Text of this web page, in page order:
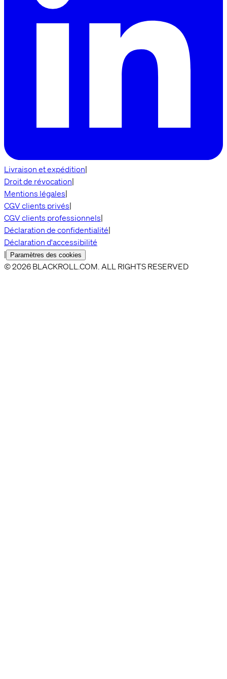
Livraison et expédition|
Droit de révocation|
Mentions légales|
CGV clients privés|
CGV clients professionnels|
Déclaration de confidentialité|
Déclaration d'accessibilité
|
Paramètres des cookies
© 2026 BLACKROLL.COM. ALL RIGHTS RESERVED